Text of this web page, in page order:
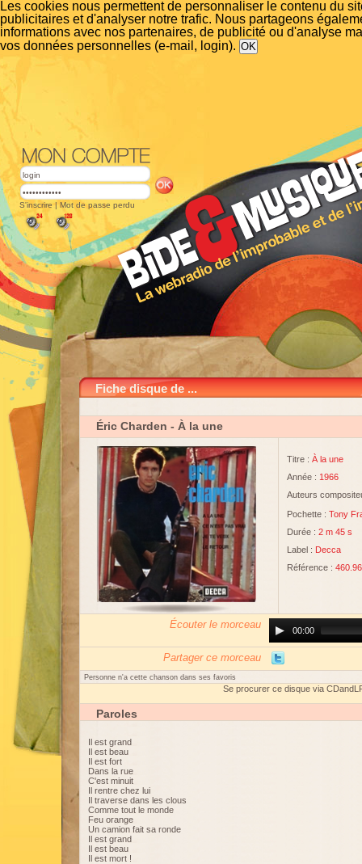
Les cookies nous permettent de personnaliser le contenu du
publicitaires et d'analyser notre trafic. Nous partageons
informations avec nos partenaires, de publicité ou d'analyse
vos données personnelles (e-mail, login).
S'inscrire | Mot de passe perdu
Fiche disque de ...
Éric Charden - À la une
Titre : À la une
Année : 1966
Auteurs
Pochette : Tony
Durée : 2 m 45 s
Label : Decca
Référence :
Écouter le morceau
Player00:00
Partager ce morceau
Personne n'a cette chanson dans ses favoris
Se procurer ce disque via
Paroles
Il est grand
Il est beau
Il est fort
Dans la rue
C'est minuit
Il rentre chez lui
Il traverse dans les clous
Comme tout le monde
Feu orange
Un camion fait sa ronde
Il est grand
Il est beau
Il est mort !